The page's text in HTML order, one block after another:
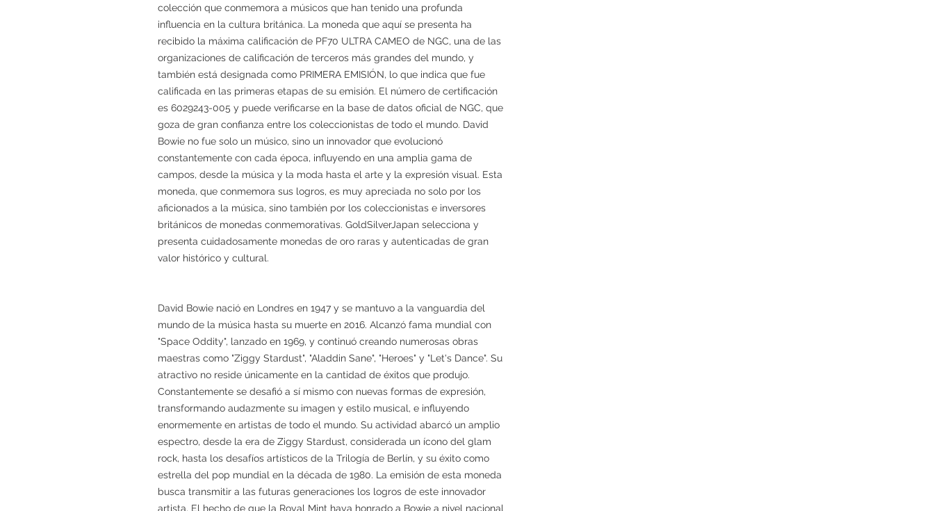
colección que conmemora a músicos que han tenido una profunda
influencia en la cultura británica. La moneda que aquí se presenta ha
recibido la máxima calificación de PF70 ULTRA CAMEO de NGC, una de las
organizaciones de calificación de terceros más grandes del mundo, y
también está designada como PRIMERA EMISIÓN, lo que indica que fue
calificada en las primeras etapas de su emisión. El número de certificación
es 6029243-005 y puede verificarse en la base de datos oficial de NGC, que
goza de gran confianza entre los coleccionistas de todo el mundo. David
Bowie no fue solo un músico, sino un innovador que evolucionó
constantemente con cada época, influyendo en una amplia gama de
campos, desde la música y la moda hasta el arte y la expresión visual. Esta
moneda, que conmemora sus logros, es muy apreciada no solo por los
aficionados a la música, sino también por los coleccionistas e inversores
británicos de monedas conmemorativas. GoldSilverJapan selecciona y
presenta cuidadosamente monedas de oro raras y autenticadas de gran
valor histórico y cultural.
David Bowie nació en Londres en 1947 y se mantuvo a la vanguardia del
mundo de la música hasta su muerte en 2016. Alcanzó fama mundial con
"Space Oddity", lanzado en 1969, y continuó creando numerosas obras
maestras como "Ziggy Stardust", "Aladdin Sane", "Heroes" y "Let's Dance". Su
atractivo no reside únicamente en la cantidad de éxitos que produjo.
Constantemente se desafió a sí mismo con nuevas formas de expresión,
transformando audazmente su imagen y estilo musical, e influyendo
enormemente en artistas de todo el mundo. Su actividad abarcó un amplio
espectro, desde la era de Ziggy Stardust, considerada un ícono del glam
rock, hasta los desafíos artísticos de la Trilogía de Berlín, y su éxito como
estrella del pop mundial en la década de 1980. La emisión de esta moneda
busca transmitir a las futuras generaciones los logros de este innovador
artista. El hecho de que la Royal Mint haya honrado a Bowie a nivel nacional